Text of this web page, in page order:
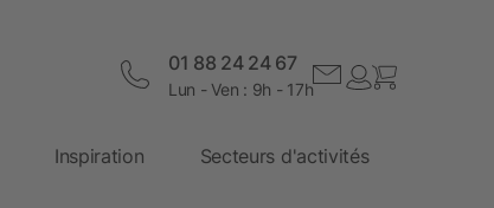
01 88 24 24 67
Lun - Ven : 9h - 17h
Inspiration Secteurs d'activités